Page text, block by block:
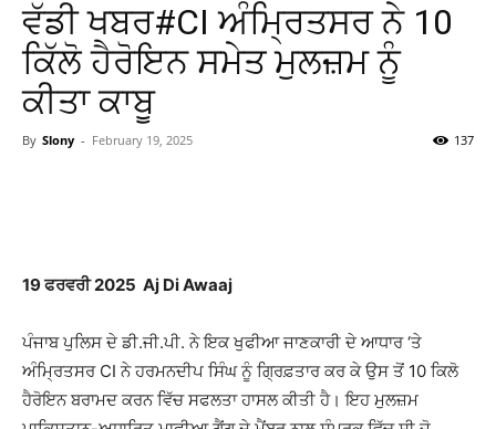
ਵੱਡੀ ਖਬਰ#CI ਅੰਮ੍ਰਿਤਸਰ ਨੇ 10
ਕਿੱਲੋ ਹੈਰੋਇਨ ਸਮੇਤ ਮੁਲਜ਼ਮ ਨੂੰ
ਕੀਤਾ ਕਾਬੂ
By Slony - February 19, 2025 137
19 ਫਰਵਰੀ 2025 Aj Di Awaaj
ਪੰਜਾਬ ਪੁਲਿਸ ਦੇ ਡੀ.ਜੀ.ਪੀ. ਨੇ ਇਕ ਖੁਫੀਆ ਜਾਣਕਾਰੀ ਦੇ ਆਧਾਰ ‘ਤੇ
ਅੰਮ੍ਰਿਤਸਰ CI ਨੇ ਹਰਮਨਦੀਪ ਸਿੰਘ ਨੂੰ ਗ੍ਰਿਫ਼ਤਾਰ ਕਰ ਕੇ ਉਸ ਤੋਂ 10 ਕਿਲੋ
ਹੈਰੋਇਨ ਬਰਾਮਦ ਕਰਨ ਵਿੱਚ ਸਫਲਤਾ ਹਾਸਲ ਕੀਤੀ ਹੈ। ਇਹ ਮੁਲਜ਼ਮ